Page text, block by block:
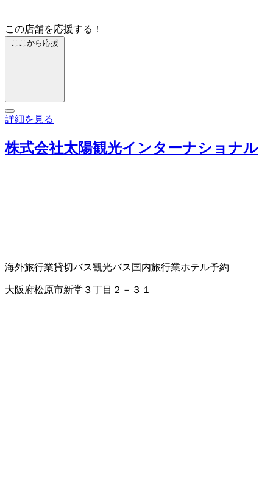
この店舗を応援する！
ここから応援
詳細を見る
株式会社太陽観光インターナショナル
海外旅行業貸切バス観光バス 国内旅行業ホテル予約
大阪府松原市新堂３丁目２－３１